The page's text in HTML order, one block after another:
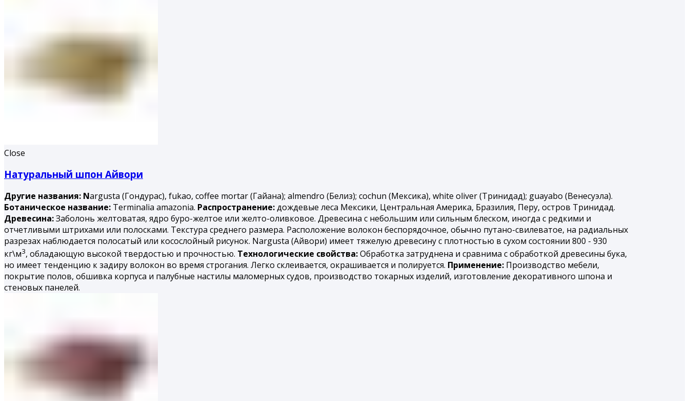
Close
Натуральный шпон Айвори
Другие названия: Nargusta (Гондурас), fukao, coffee mortar (Гайана); almendro (Белиз); cochun (Мексика), white oliver (Тринидад); guayabo (Венесуэла).
Ботаническое название: Terminalia amazonia. Распространение:дождевые леса Мексики, Центральная Америка, Бразилия, Перу, остров Тринидад.
Древесина:Заболонь желтоватая, ядро буро-желтое или желто-оливковое. Древесина с небольшим или сильным блеском, иногда с редкими и
отчетливыми штрихами или полосками. Текстура среднего размера. Расположение волокон беспорядочное, обычно путано-свилеватое, на радиальных
разрезах наблюдается полосатый или косослойный рисунок. Nargusta (Айвори) имеет тяжелую древесину с плотностью в сухом состоянии 800 - 930
кг\м3, обладающую высокой твердостью и прочностью. Технологические свойства:Обработка затруднена и сравнима с обработкой древесины бука,
но имеет тенденцию к задиру волокон во время строгания. Легко склеивается, окрашивается и полируется. Применение: Производство мебели,
покрытие полов, обшивка корпуса и палубные настилы маломерных судов, производство токарных изделий, изготовление декоративного шпона и
стеновых панелей.